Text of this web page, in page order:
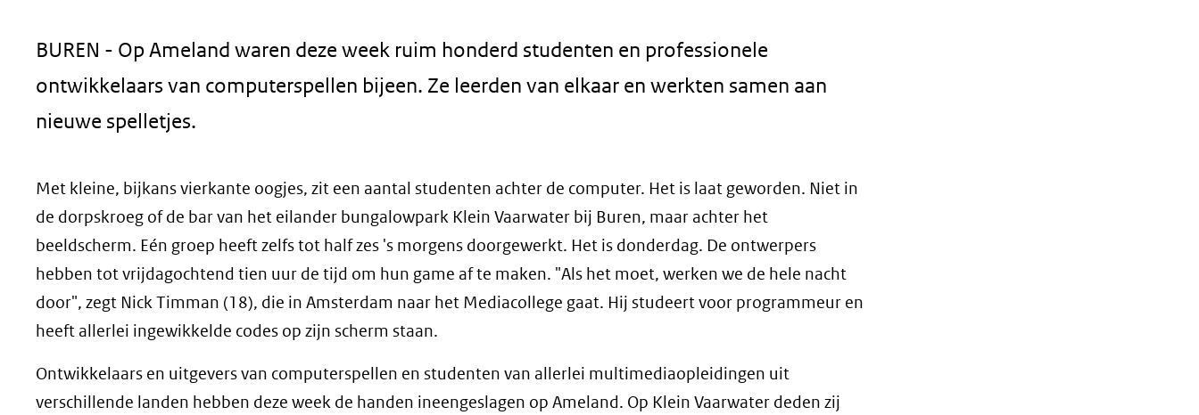
BUREN - Op Ameland waren deze week ruim honderd studenten en professionele
ontwikkelaars van computerspellen bijeen. Ze leerden van elkaar en werkten samen aan
nieuwe spelletjes.
Met kleine, bijkans vierkante oogjes, zit een aantal studenten achter de computer. Het is laat geworden. Niet in
de dorpskroeg of de bar van het eilander bungalowpark Klein Vaarwater bij Buren, maar achter het
beeldscherm. Eén groep heeft zelfs tot half zes 's morgens doorgewerkt. Het is donderdag. De ontwerpers
hebben tot vrijdagochtend tien uur de tijd om hun game af te maken. "Als het moet, werken we de hele nacht
door", zegt Nick Timman (18), die in Amsterdam naar het Mediacollege gaat. Hij studeert voor programmeur en
heeft allerlei ingewikkelde codes op zijn scherm staan.
Ontwikkelaars en uitgevers van computerspellen en studenten van allerlei multimediaopleidingen uit
verschillende landen hebben deze week de handen ineengeslagen op Ameland. Op Klein Vaarwater deden zij